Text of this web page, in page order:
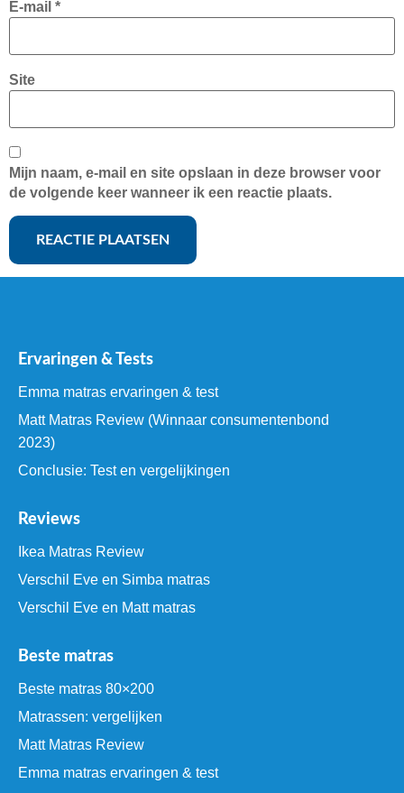
E-mail *
Site
Mijn naam, e-mail en site opslaan in deze browser voor
de volgende keer wanneer ik een reactie plaats.
Ervaringen & Tests
Emma matras ervaringen & test
Matt Matras Review (Winnaar consumentenbond
2023)
Conclusie: Test en vergelijkingen
Reviews
Ikea Matras Review
Verschil Eve en Simba matras
Verschil Eve en Matt matras
Beste matras
Beste matras 80×200
Matrassen: vergelijken
Matt Matras Review
Emma matras ervaringen & test